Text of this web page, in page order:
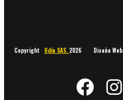
Copyright Odín SAS. 2026 Diseño Web